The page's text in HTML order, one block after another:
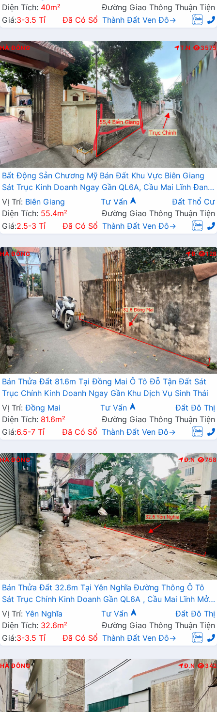
Diện Tích: 40m²
Đường Giao Thông Thuận Tiện
Giá:3-3.5 Tỉ Đã Có Sổ Thành Đất Ven Đô→
HÀ ĐÔNG T.N 3575
Bất Động Sản Chương Mỹ Bán Đất Khu Vực Biên Giang
Sát Trục Kinh Doanh Ngay Gần QL6A, Cầu Mai Lĩnh Đang
Mở Rộng
Vị Trí: Biên Giang Tư Vấn
Đất Thổ Cư
Diện Tích: 55.4m²
Đường Giao Thông Thuận Tiện
Giá:2.5-3 Tỉ Đã Có Sổ Thành Đất Ven Đô→
HÀ ĐÔNG Đ 128
Bán Thửa Đất 81.6m Tại Đồng Mai Ô Tô Đỗ Tận Đất Sát
Trục Chính Kinh Doanh Ngay Gần Khu Dịch Vụ Sinh Thái
Vị Trí: Đồng Mai Tư Vấn
Đất Đô Thị
Diện Tích: 81.6m²
Đường Giao Thông Thuận Tiện
Giá:6.5-7 Tỉ Đã Có Sổ Thành Đất Ven Đô→
HÀ ĐÔNG Đ.N 758
Bán Thửa Đất 32.6m Tại Yên Nghĩa Đường Thông Ô Tô
Sát Trục Chính Kinh Doanh Gần QL6A , Cầu Mai Lĩnh Mở
Rộng
Vị Trí: Yên Nghĩa Tư Vấn
Đất Đô Thị
Diện Tích: 32.6m²
Đường Giao Thông Thuận Tiện
Giá:3-3.5 Tỉ Đã Có Sổ Thành Đất Ven Đô→
HÀ ĐÔNG Đ.N 342